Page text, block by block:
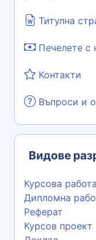
Титулна
Печелете с
Контакти
Въпроси и
Видове
Курсова работа
Дипломна
Реферат
Курсов проект